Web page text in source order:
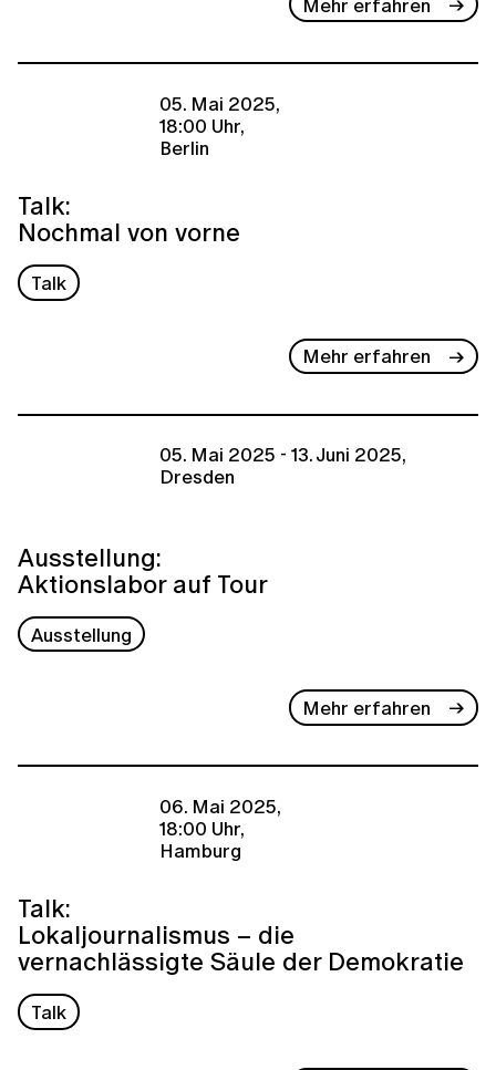
05. Mai 2025,
18:00 Uhr,
Berlin
Talk:
Nochmal von vorne
Talk
Mehr erfahren
05. Mai 2025 - 13. Juni 2025,
Dresden
Ausstellung:
Aktionslabor auf Tour
Ausstellung
Mehr erfahren
06. Mai 2025,
18:00 Uhr,
Hamburg
Talk:
Lokaljournalismus – die
vernachlässigte Säule der Demokratie
Talk